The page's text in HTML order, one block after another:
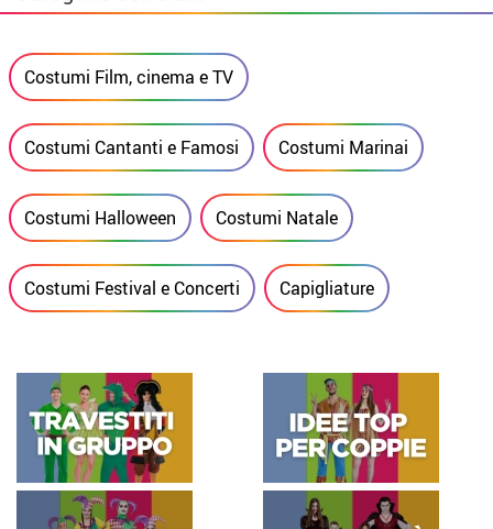
Costumi Film, cinema e TV
Costumi Cantanti e Famosi Costumi Marinai
Costumi Halloween Costumi Natale
Costumi Festival e Concerti Capigliature